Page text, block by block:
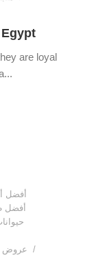
are loyal
أفضل
أفضل
عروض